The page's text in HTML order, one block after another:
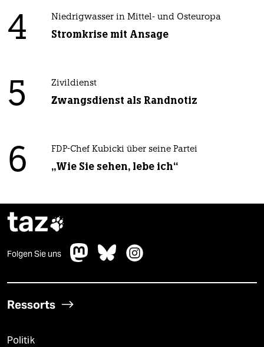
4 Niedrigwasser in Mittel- und Osteuropa
Stromkrise mit Ansage
5 Zivildienst
Zwangsdienst als Randnotiz
6 FDP-Chef Kubicki über seine Partei
„Wie Sie sehen, lebe ich“
taz
Folgen Sie uns
Ressorts
Politik